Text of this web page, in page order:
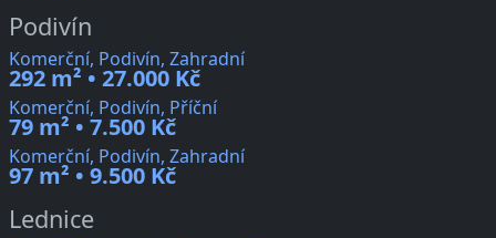
Podivín
Komerční, Podivín, Zahradní
292 m² • 27.000 Kč
Komerční, Podivín, Příční
79 m² • 7.500 Kč
Komerční, Podivín, Zahradní
97 m² • 9.500 Kč
Lednice